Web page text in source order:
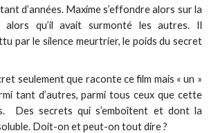
d’années. Maxime s’effondre alors sur la
qu’il avait surmonté les autres. Il
par le silence meurtrier, le poids du secret
seulement que raconte ce film mais « un »
tant d’autres, parmi tous ceux que cette
Des secrets qui s’emboîtent et dont la
Doit-on et peut-on tout dire ?